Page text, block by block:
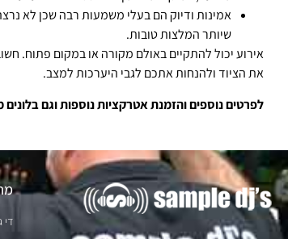
אמינות ודיוק הם בעלי משמעות רבה שכן לא
שיותר המלצות טובות.
אירוע יכול להתקיים באולם מקורה או במקום פתוח.
את הציוד ולהנחות אתכם לגבי היערכות למצב.
לפרטים נוספים והזמנת אטרקציות נוספות וגם בלונים
די